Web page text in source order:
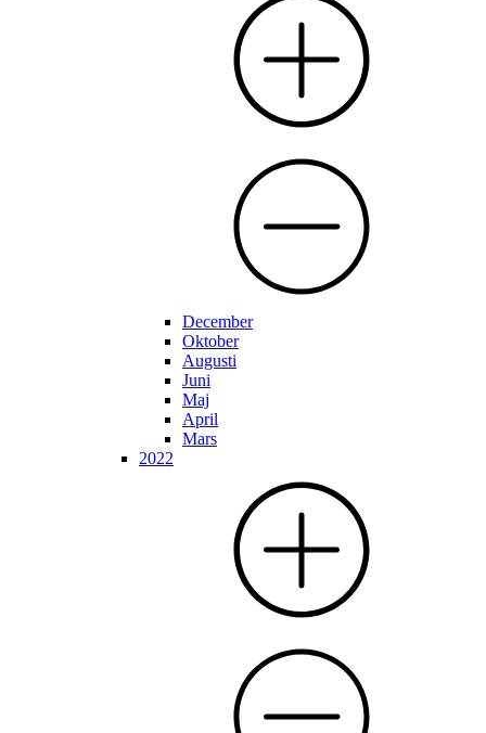
December
Oktober
Augusti
Juni
Maj
April
Mars
2022